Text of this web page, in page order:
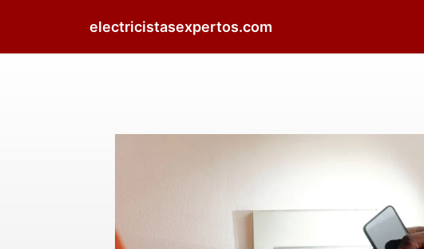
electricistasexpertos.com